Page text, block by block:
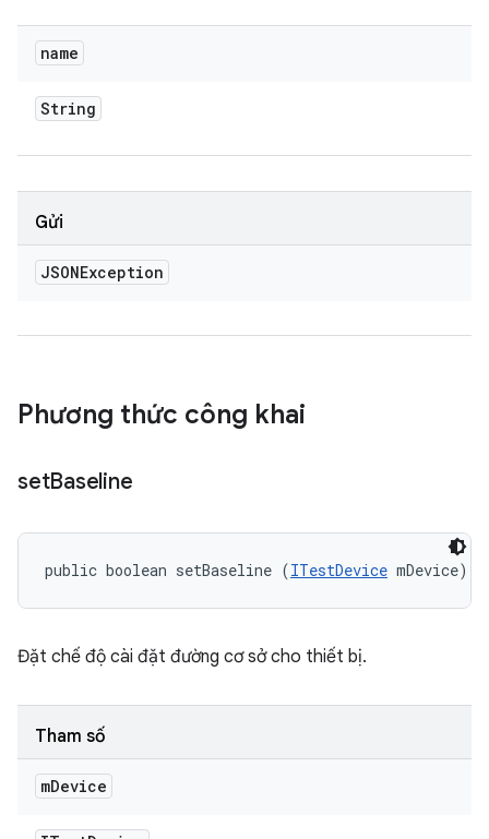
name
String
Gửi
JSONException
Phương thức công khai
setBaseline
public boolean setBaseline (ITestDevice mDevice)
Đặt chế độ cài đặt đường cơ sở cho thiết bị.
Tham số
mDevice